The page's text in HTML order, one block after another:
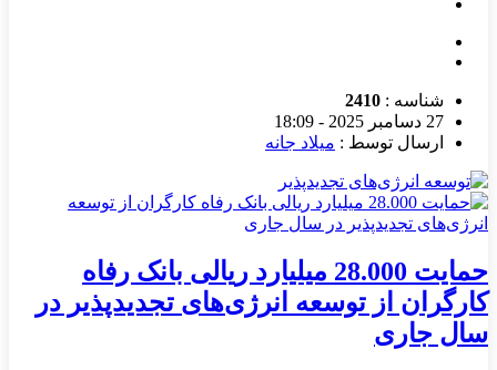
شناسه : 2410
27 دسامبر 2025 - 18:09
ارسال توسط : میلاد جانه
حمایت 28.000 میلیارد ریالی بانک رفاه
کارگران از توسعه انرژی‌‌های تجدیدپذیر در
سال جاری